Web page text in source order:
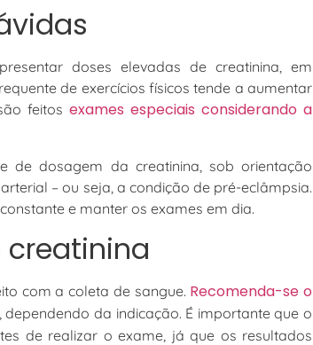
doses elevadas de creatinina, em
de exercícios físicos tende a aumentar
feitosexames especiais considerando a
de dosagem da creatinina, sob orientação
– ou seja, a condição de pré-eclâmpsia.
e manter os exames em dia.
creatinina
com a coleta de sangue. Recomenda-se o
da indicação. É importante que o
de realizar o exame, já que os resultados